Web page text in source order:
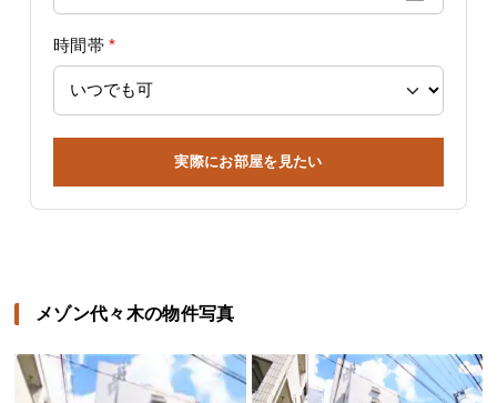
時間帯*
実際にお部屋を見たい
メゾン代々木の物件写真